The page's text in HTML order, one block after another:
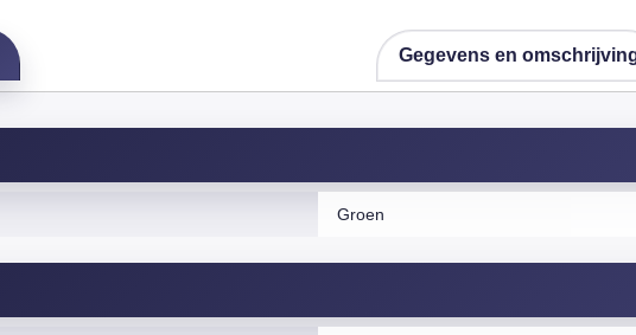
Gegevens en
Groen